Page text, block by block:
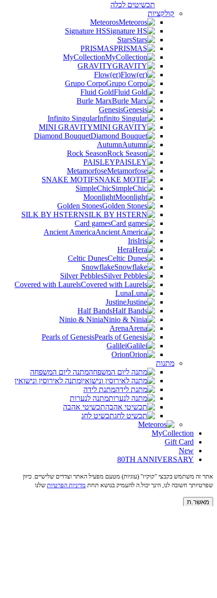
תכשיטים לכלה
קולקציות
Meteoros
Signature HS
Stars
PRISMAS
MyCollection
GRAVITY
(Flow(er
Grupo Corpo
Fluid Gold
Burle Marx
Genesis
Infinito Singular
MINI GRAVITY
Diamond Bouquet
Autumn
Rock Season
PAISLEY
Metamorfose
SNAKE MOTIF
SimpleChic
Moonlight
Golden Stones
SILK BY HSTERN
Card games
Ancient America
Iris
Hera
Celtic Dunes
Snowflake
Silver Pebbles
Covered with Laurels
Luna
Justine
Half Bands
Ninio & Ninia
Arena
Pearls of Genesis
Galilei
Orion
מתנות
מתנה ליום המשפחה
מתנה לאירוסין ונישואין
מתנת לידה
מתנה לנערות
תכשיטי אהבה
תכשיט לחג
MyCollection
Gift Card
New
80TH ANNIVERSARY
אתר זה משתמש בקבצי "קוקיז" (עוגיות) מטעם מפעיל האתר וצדדים שלישיים. כיוון
שפרטיותך חשובה לנו, הינך יכול.ה להעמיק בנושא תחת מדיניות הפרטיות שלנו
מאשר.ת